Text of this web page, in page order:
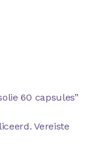
60 capsules”
Vereiste